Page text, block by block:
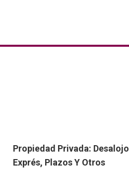
Propiedad Privada: Desalojo
Exprés, Plazos Y Otros